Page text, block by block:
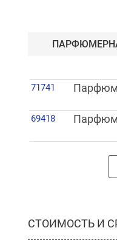
71741
69418
СТОИМОСТЬ И